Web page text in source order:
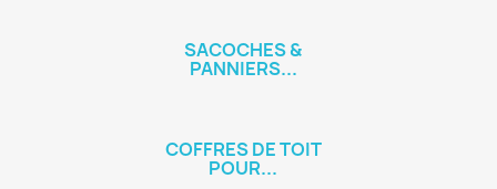
SACOCHES &
PANNIERS...
COFFRES DE TOIT
POUR...